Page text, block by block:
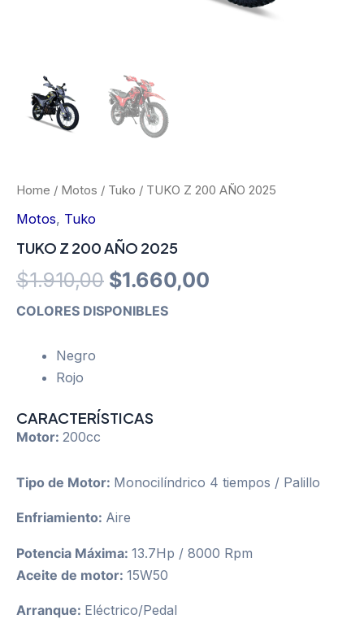
Home / Motos / Tuko / TUKO Z 200 AÑO 2025
Motos, Tuko
TUKO Z 200 AÑO 2025
$1.910,00 Original
price
$1.660,00
COLORES DISPONIBLES
Negro
Rojo
CARACTERÍSTICAS
Motor: 200cc
Tipo de Motor: Monocilíndrico 4 tiempos / Palillo
Enfriamiento: Aire
Potencia Máxima: 13.7Hp / 8000 Rpm
Aceite de motor: 15W50
Arranque: Eléctrico/Pedal